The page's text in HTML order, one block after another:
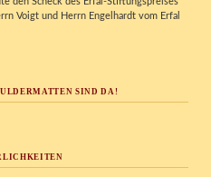
Voigt und Herrn Engelhardt vom Erfal
SIND DA!